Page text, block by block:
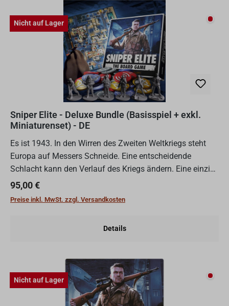
Nicht auf Lager Nicht
Sniper Elite - Deluxe Bundle (Basisspiel + exkl.
Miniaturenset) - DE
Es ist 1943. In den Wirren des Zweiten Weltkriegs steht
Europa auf Messers Schneide. Eine entscheidende
Schlacht kann den Verlauf des Kriegs ändern. Eine einzige
Mission kann den Ausgang einer Schlacht
entscheiden.Jem...
Regulärer Preis:
95,00 €
Preise inkl. MwSt. zzgl. Versandkosten
Details
Nicht auf Lager Nicht